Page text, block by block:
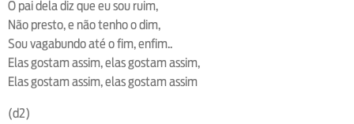
O pai dela diz que eu sou ruim,
Não presto, e não tenho o dim,
Sou vagabundo até o fim, enfim..
Elas gostam assim, elas gostam assim,
Elas gostam assim, elas gostam assim
(d2)